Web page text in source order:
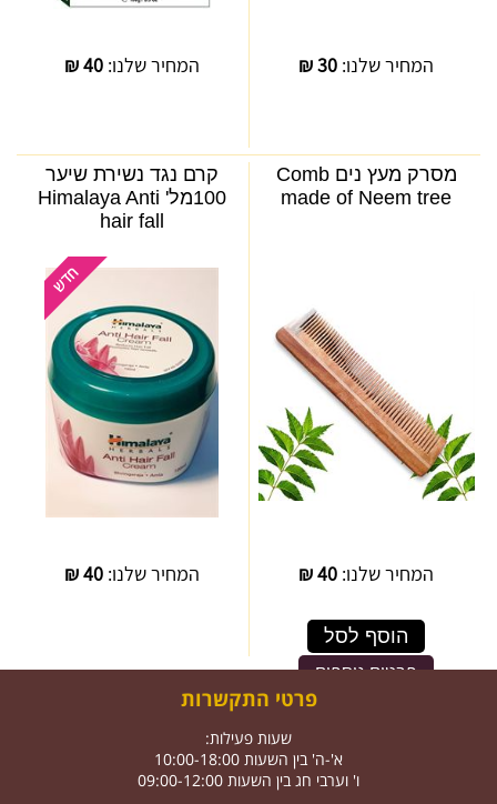
המחיר שלנו: 30
₪ המחיר שלנו:40
₪
מסרק מעץ נים Comb
made of Neem tree
המחיר שלנו: 40
₪
הוסף לסל
פרטים נוספים
קרם נגד נשירת שיער
100מל' Himalaya Anti
hair fall
המחיר שלנו:40
₪
פרטי התקשרות
שעות פעילות:
א'-ה' בין השעות 10:00-18:00
ו' וערבי חג בין השעות 09:00-12:00